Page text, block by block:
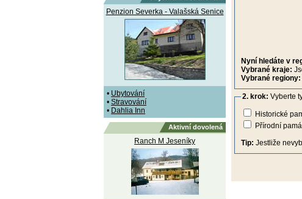
Penzion Severka - Valašská Senice
• Ubytování
• Stravování
• Dahlia Inn
Aktivní dovolená
Ranch M Jeseníky
Nyní hledáte v
Vybrané kraje:
Vybrané regiony:
2. krok: Vyberte
Historické
Přírodní
Tip: Jestliže